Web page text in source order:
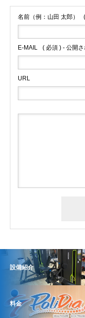
名前（例：山田 太郎）
E-MAIL ( 必須 ) - 公開
URL
設備紹介
料金